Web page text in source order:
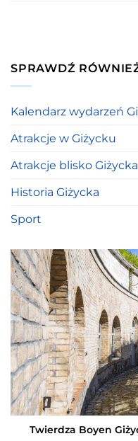
SPRAWDŹ
Kalendarz wydarzeń
Atrakcje w Giżycku
Atrakcje blisko Giżycka
Historia Giżycka
Sport
Twierdza Boyen